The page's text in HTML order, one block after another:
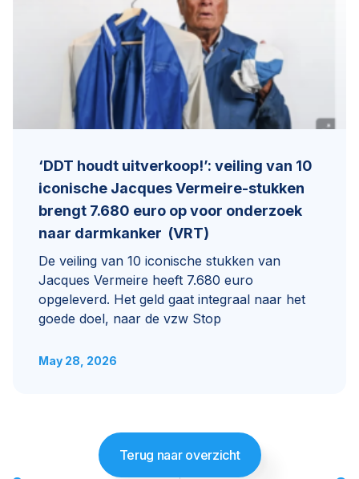
‘DDT houdt uitverkoop!’: veiling van 10
iconische Jacques Vermeire-stukken
brengt 7.680 euro op voor onderzoek
naar darmkanker (VRT)
De veiling van 10 iconische stukken van
Jacques Vermeire heeft 7.680 euro
opgeleverd. Het geld gaat integraal naar het
goede doel, naar de vzw Stop
May 28, 2026
Terug naar overzicht